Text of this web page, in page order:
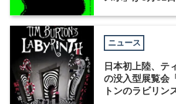
ニュース
日本初上陸、テ
の没入型展覧会
トンのラビリン